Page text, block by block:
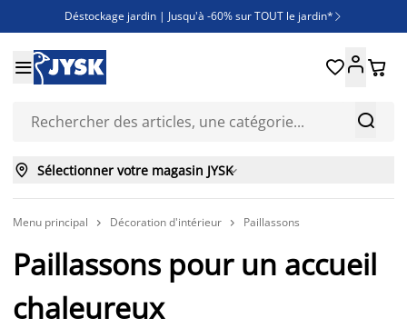
Déstockage jardin | Jusqu'à -60% sur TOUT le jardin* 
Jusqu'à -50% sur une sélection literie
Découvrez les nouveautés de la collection


 
 Sélectionner votre magasin JYSK
Menu principal  Décoration d'intérieur  Paillassons
Paillassons pour un accueil
chaleureux